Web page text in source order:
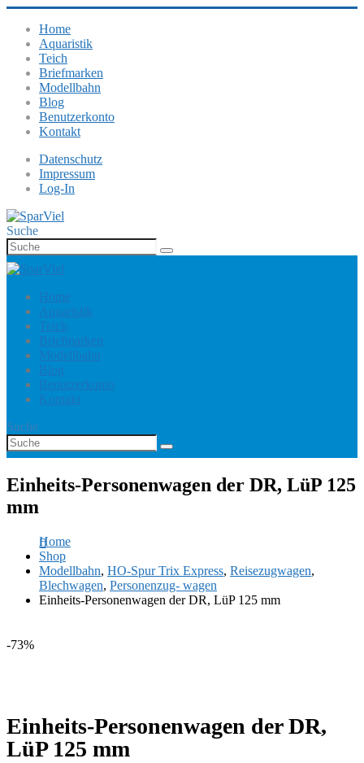
Home
Aquaristik
Teich
Briefmarken
Modellbahn
Blog
Benutzerkonto
Kontakt
Datenschutz
Impressum
Log-In
Suche
Home
Aquaristik
Teich
Briefmarken
Modellbahn
Blog
Benutzerkonto
Kontakt
Suche
Einheits-Personenwagen der DR, LüP 125
mm
Home
Shop
Modellbahn, HO-Spur Trix Express, Reisezugwagen,
Blechwagen, Personenzug- wagen
Einheits-Personenwagen der DR, LüP 125 mm
-73%
Einheits-Personenwagen der DR,
LüP 125 mm